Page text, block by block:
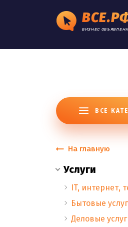
БИЗНЕС
ВСЕ
На главную
Услуги
IT, интернет,
Бытовые
Деловые